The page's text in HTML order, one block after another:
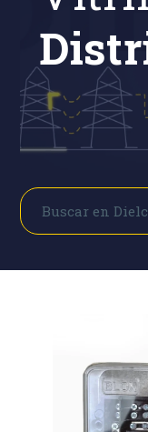
Buscar
Buscar